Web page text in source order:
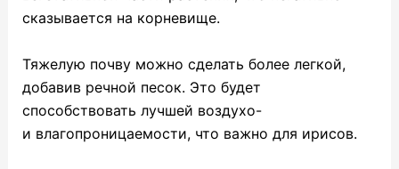
сказывается на корневище.
Тяжелую почву можно сделать более легкой,
добавив речной песок. Это будет
способствовать лучшей воздухо-
и влагопроницаемости, что важно для ирисов.